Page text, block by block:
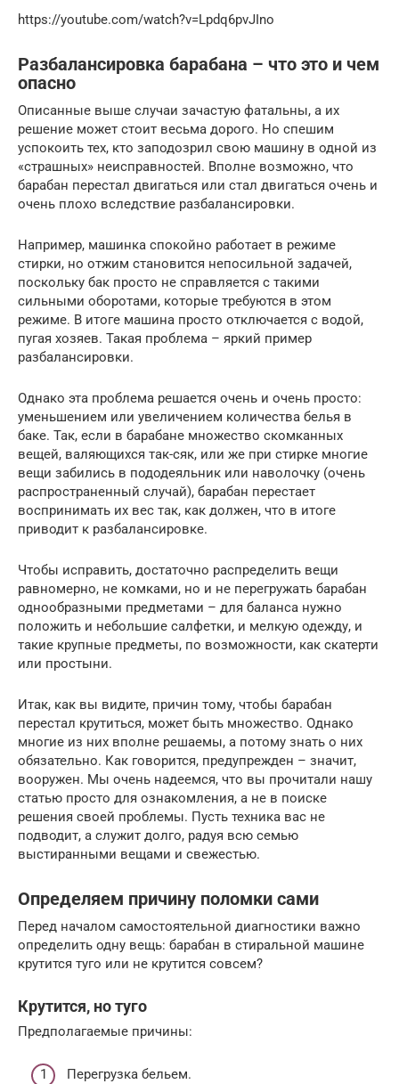
https://youtube.com/watch?v=Lpdq6pvJIno
Разбалансировка барабана – что это и чем
опасно
Описанные выше случаи зачастую фатальны, а их
решение может стоит весьма дорого. Но спешим
успокоить тех, кто заподозрил свою машину в одной из
«страшных» неисправностей. Вполне возможно, что
барабан перестал двигаться или стал двигаться очень и
очень плохо вследствие разбалансировки.
Например, машинка спокойно работает в режиме
стирки, но отжим становится непосильной задачей,
поскольку бак просто не справляется с такими
сильными оборотами, которые требуются в этом
режиме. В итоге машина просто отключается с водой,
пугая хозяев. Такая проблема – яркий пример
разбалансировки.
Однако эта проблема решается очень и очень просто:
уменьшением или увеличением количества белья в
баке. Так, если в барабане множество скомканных
вещей, валяющихся так-сяк, или же при стирке многие
вещи забились в пододеяльник или наволочку (очень
распространенный случай), барабан перестает
воспринимать их вес так, как должен, что в итоге
приводит к разбалансировке.
Чтобы исправить, достаточно распределить вещи
равномерно, не комками, но и не перегружать барабан
однообразными предметами – для баланса нужно
положить и небольшие салфетки, и мелкую одежду, и
такие крупные предметы, по возможности, как скатерти
или простыни.
Итак, как вы видите, причин тому, чтобы барабан
перестал крутиться, может быть множество. Однако
многие из них вполне решаемы, а потому знать о них
обязательно. Как говорится, предупрежден – значит,
вооружен. Мы очень надеемся, что вы прочитали нашу
статью просто для ознакомления, а не в поиске
решения своей проблемы. Пусть техника вас не
подводит, а служит долго, радуя всю семью
выстиранными вещами и свежестью.
Определяем причину поломки сами
Перед началом самостоятельной диагностики важно
определить одну вещь: барабан в стиральной машине
крутится туго или не крутится совсем?
Крутится, но туго
Предполагаемые причины:
Перегрузка бельем.